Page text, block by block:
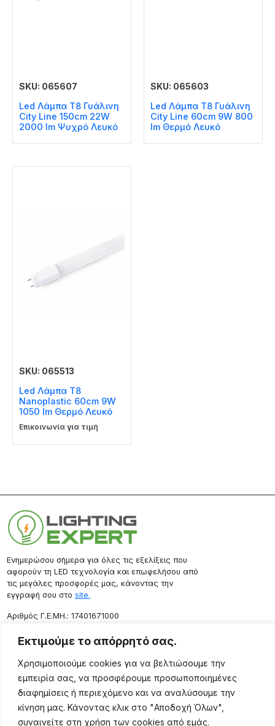
Εκτιμούμε το απόρρητό σας.
Χρησιμοποιούμε cookies για να βελτιώσουμε την
εμπειρία σας, να προσφέρουμε προσωποποιημένες
διαφημίσεις ή περιεχόμενο και να αναλύσουμε την
κίνηση μας. Κάνοντας κλικ στο "Αποδοχή Όλων",
συναινείτε στη χρήση των cookies από εμάς.
SKU: 065607
Led Λάμπα T8 Γυάλινη
City Line 150cm 22W
2000 lm Ψυχρό Λευκό
SKU: 065603
Led Λάμπα T8 Γυάλινη
City Line 60cm 9W 800
lm Θερμό Λευκό
SKU: 065513
Led Λάμπα T8
Nanoplastic 60cm 9W
1050 lm Θερμό Λευκό
Επικοινωνία για τιμή
Ενημερώσου σήμερα για όλες τις εξελίξεις που
αφορούν τη LED τεχνολογία και επωφελήσου από
τις μεγάλες προσφορές μας, κάνοντας την
εγγραφή σου στο site.
Aριθμός Γ.Ε.ΜΗ.: 17401671000
Επικοινωνία
Ρόδου 133, Αθήνα 10443
(+30) 211 725 5427
sales@lightingexpert.gr